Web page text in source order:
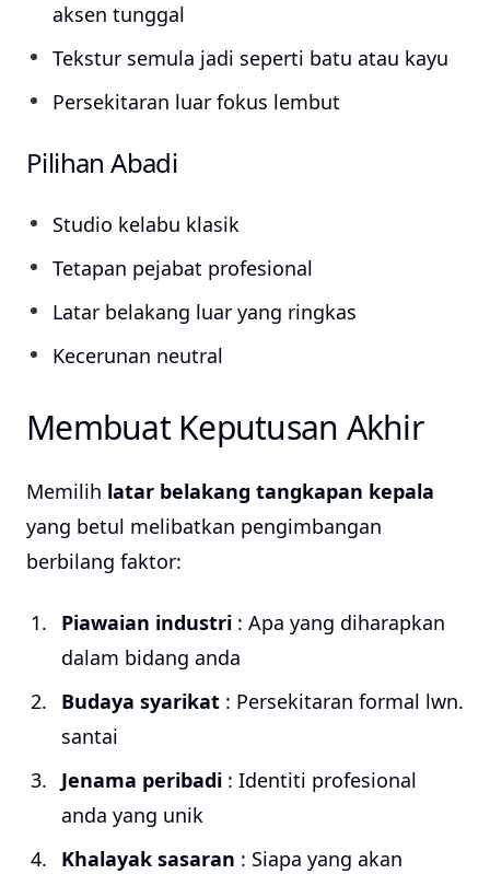
aksen tunggal
Tekstur semula jadi seperti batu atau kayu
Persekitaran luar fokus lembut
Pilihan Abadi
Studio kelabu klasik
Tetapan pejabat profesional
Latar belakang luar yang ringkas
Kecerunan neutral
Membuat Keputusan Akhir
Memilih latar belakang tangkapan kepala
yang betul melibatkan pengimbangan
berbilang faktor:
Piawaian industri : Apa yang diharapkan
dalam bidang anda
Budaya syarikat : Persekitaran formal lwn.
santai
Jenama peribadi : Identiti profesional
anda yang unik
Khalayak sasaran : Siapa yang akan